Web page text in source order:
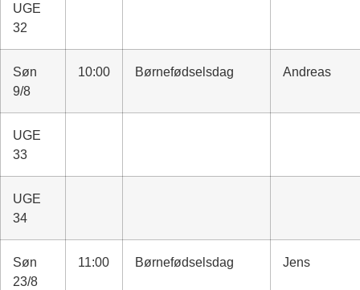
UGE
32
Søn
9/8
10:00 Børnefødselsdag Andreas
UGE
33
UGE
34
Søn
23/8
11:00 Børnefødselsdag Jens